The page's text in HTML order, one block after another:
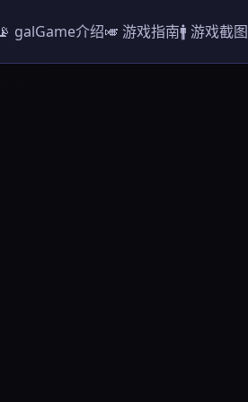
galGame介绍🎺 游戏指南🚹 游戏截图